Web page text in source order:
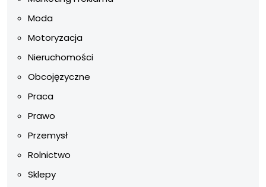
Moda
Motoryzacja
Nieruchomości
Obcojęzyczne
Praca
Prawo
Przemysł
Rolnictwo
Sklepy